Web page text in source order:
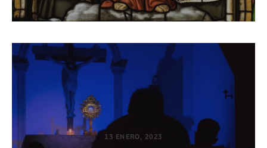
13 ENERO, 2023